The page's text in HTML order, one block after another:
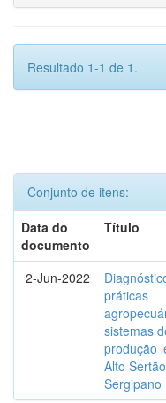
Resultado 1-1 de 1.
Conjunto de itens:
Data do
documento
Título
2-Jun-2022
práticas
sistemas
produção
Alto Sertão
Sergipano